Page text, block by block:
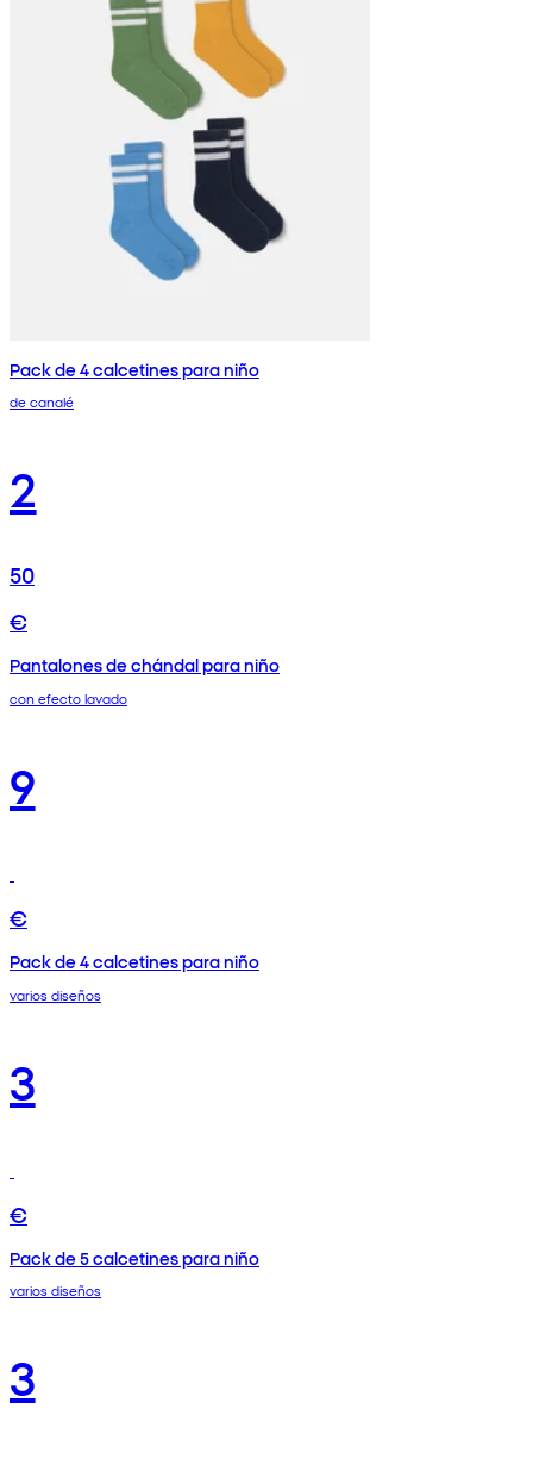
Pack de 4 calcetines para niño
de canalé
2
50
€
Pantalones de chándal para niño
con efecto lavado
9
€
Pack de 4 calcetines para niño
varios diseños
3
€
Pack de 5 calcetines para niño
varios diseños
3